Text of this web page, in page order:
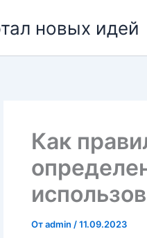
новых идей
Как
Отadmin /11.09.2023